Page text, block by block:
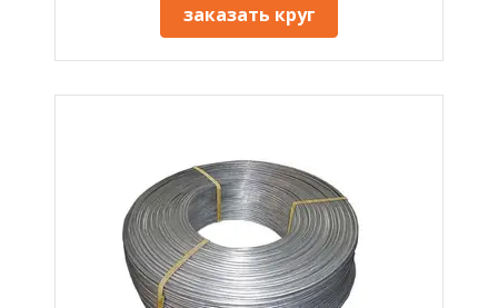
заказать круг